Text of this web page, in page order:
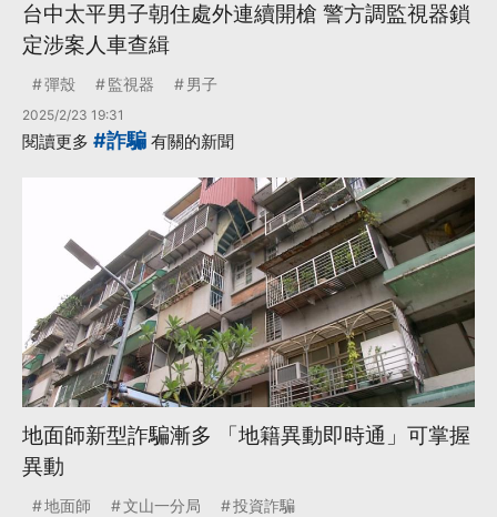
台中太平男子朝住處外連續開槍 警方調監視器鎖
定涉案人車查緝
彈殼 監視器 男子
2025/2/23 19:31
閱讀更多 #詐騙 有關的新聞
地面師新型詐騙漸多 「地籍異動即時通」可掌握
異動
地面師 文山一分局 投資詐騙